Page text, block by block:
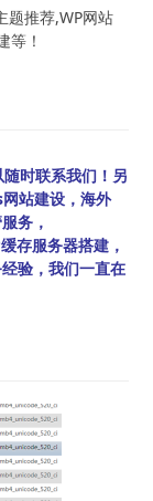
题推荐,WP网站
等！
时联系我们！另
站建设，海外
务，
存服务器搭建，
验，我们一直在